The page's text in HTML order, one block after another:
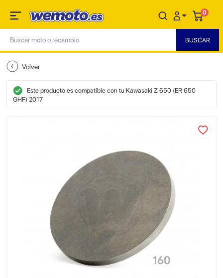
0
Volver
Este producto es compatible con tu Kawasaki Z 650 (ER 650
GHF) 2017